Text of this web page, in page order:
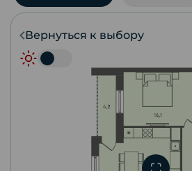
Вернуться к выбору